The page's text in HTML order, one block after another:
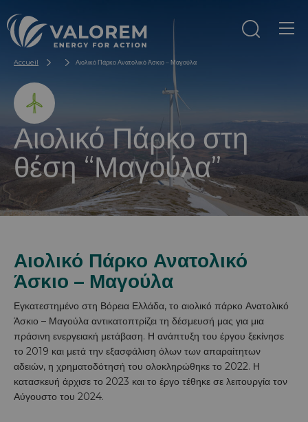
Accueil Αιολικό Πάρκο Ανατολικό Άσκιο – Μαγούλα
Αιολικό Πάρκο στη
θέση “Μαγούλα”
Αιολικό Πάρκο Ανατολικό
Άσκιο – Μαγούλα
Εγκατεστημένο στη Βόρεια Ελλάδα, το αιολικό πάρκο Ανατολικό
Άσκιο – Μαγούλα αντικατοπτρίζει τη δέσμευσή μας για μια
πράσινη ενεργειακή μετάβαση. Η ανάπτυξη του έργου ξεκίνησε
το 2019 και μετά την εξασφάλιση όλων των απαραίτητων
αδειών, η χρηματοδότησή του ολοκληρώθηκε το 2022. Η
κατασκευή άρχισε το 2023 και το έργο τέθηκε σε λειτουργία τον
Αύγουστο του 2024.